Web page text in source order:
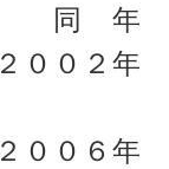
同 年
２００２
２００６